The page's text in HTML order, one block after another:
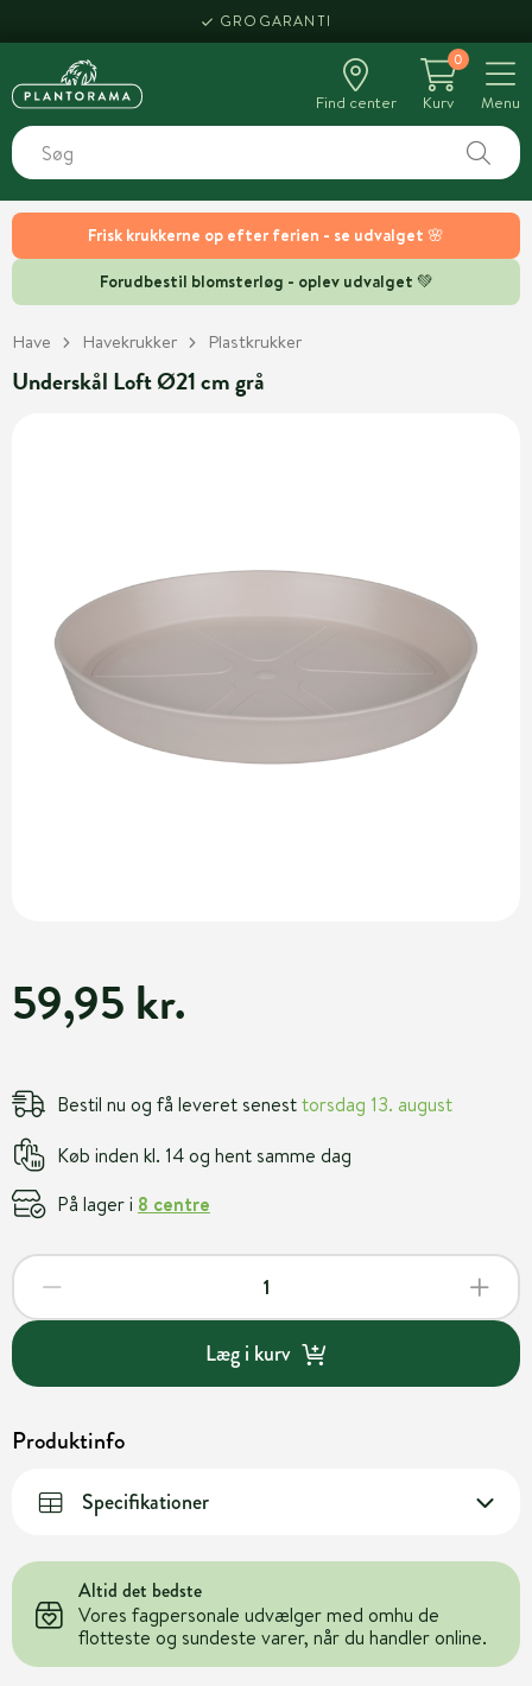
Frisk krukkerne op efter ferien - se udvalget 🌸
Forudbestil blomsterløg - oplev udvalget 💚
GROGARANTI
Find center
0
Kurv
Menu
Have Havekrukker Plastkrukker
Underskål Loft Ø21 cm grå
59,95 kr.
Bestil nu og få leveret senesttorsdag 13. august
Køb inden kl. 14 og hent samme dag
På lager i 8 centre
Læg i kurv
Produktinfo
Specifikationer
Altid det bedste
Vores fagpersonale udvælger med omhu de
flotteste og sundeste varer, når du handler online.